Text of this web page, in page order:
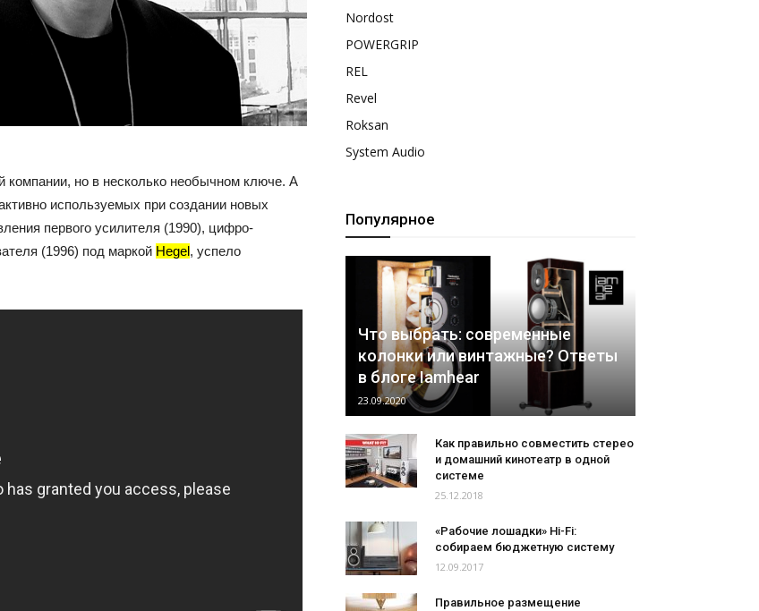
компании, но в несколько необычном ключе. А
используемых при создании новых
первого усилителя (1990), цифро-
(1996) под маркой Hegel, успело
Nordost
POWERGRIP
REL
Revel
Roksan
System Audio
Популярное
Что выбрать: современные
колонки или винтажные? Ответы
в блоге Iamhear
23.09.2020
Как правильно совместить стерео
и домашний кинотеатр в одной
системе
25.12.2018
«Рабочие лошадки» Hi-Fi:
собираем бюджетную систему
12.09.2017
Правильное размещение